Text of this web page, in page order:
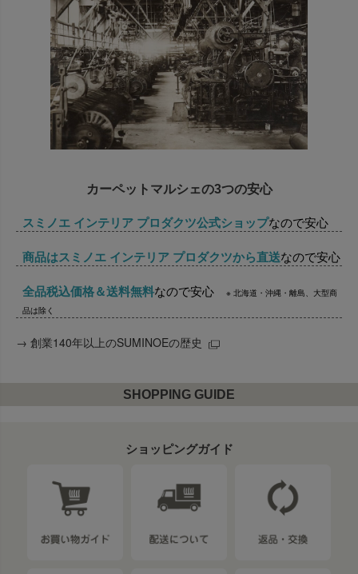
カーペットマルシェの3つの安心
スミノエ インテリア プロダクツ公式ショップなので安心
商品はスミノエ インテリア プロダクツから直送なので安心
全品税込価格＆送料無料なので安心
※ 北海道・沖縄・離島、大型商
品は除く
→ 創業140年以上のSUMINOEの歴史
SHOPPING GUIDE
ショッピングガイド